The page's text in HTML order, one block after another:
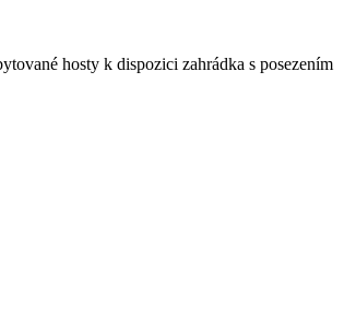
hosty k dispozici zahrádka s posezením